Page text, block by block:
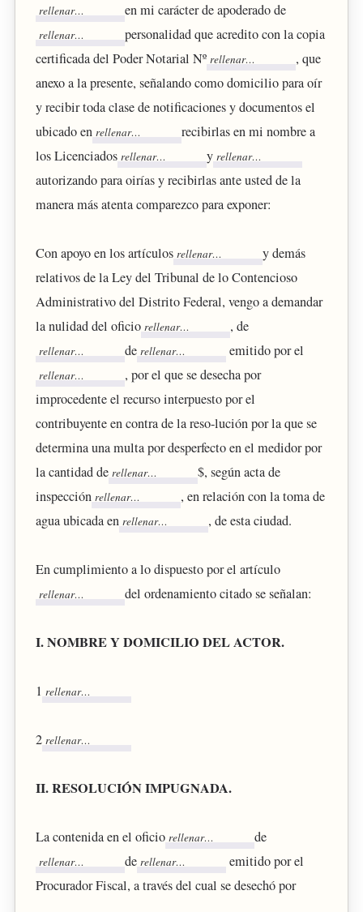
en mi carácter de apoderado de
personalidad que acredito con la copia
certificada del Poder Notarial Nº
, que
anexo a la presente, señalando como domicilio para oír
y recibir toda clase de notificaciones y documentos el
ubicado en
recibirlas en mi nombre a
los Licenciados
y
autorizando para oirías y recibirlas ante usted de la
manera más atenta comparezco para exponer:
Con apoyo en los artículos
y demás
relativos de la Ley del Tribunal de lo Contencioso
Administrativo del Distrito Federal, vengo a demandar
la nulidad del oficio
, de
de
emitido por el
, por el que se desecha por
improcedente el recurso interpuesto por el
contribuyente en contra de la reso-lución por la que se
determina una multa por desperfecto en el medidor por
la cantidad de
$, según acta de
inspección
, en relación con la toma de
agua ubicada en
, de esta ciudad.
En cumplimiento a lo dispuesto por el artículo
del ordenamiento citado se señalan:
I. NOMBRE Y DOMICILIO DEL ACTOR.
1
2
II. RESOLUCIÓN IMPUGNADA.
La contenida en el oficio
de
de
emitido por el
Procurador Fiscal, a través del cual se desechó por